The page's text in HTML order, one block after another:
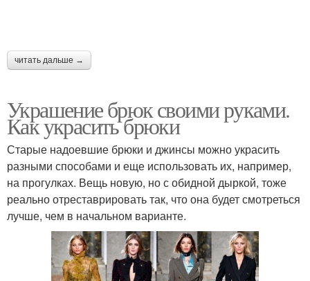
читать дальше →
Украшение брюк своими руками.
Как украсить брюки
Старые надоевшие брюки и джинсы можно украсить
разными способами и еще использовать их, например,
на прогулках. Вещь новую, но с обидной дыркой, тоже
реально отреставрировать так, что она будет смотреться
лучше, чем в начальном варианте.